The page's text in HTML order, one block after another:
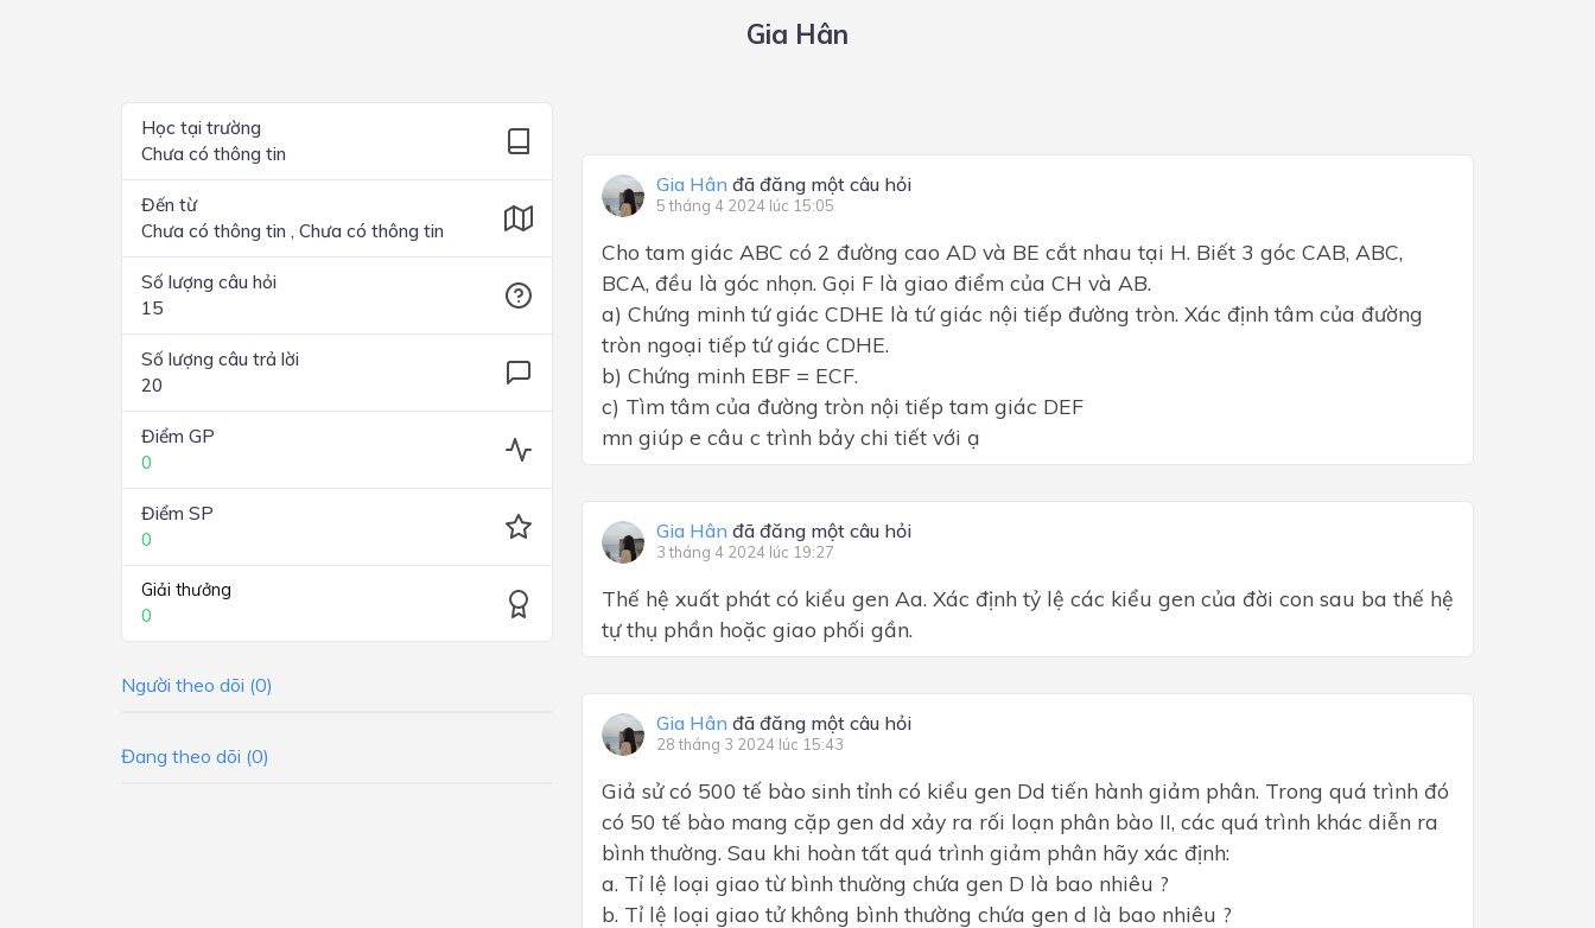
Lớp 2
Gia Hân
Học tại trường
Chưa có thông tin
Đến từ
Chưa có thông tin , Chưa có thông tin
Số lượng câu hỏi
15
Số lượng câu trả lời
20
Điểm GP
0
Điểm SP
0
Giải thưởng
0
Người theo dõi (0)
Đang theo dõi (0)
Gia Hân đã đăng một câu hỏi
5 tháng 4 2024 lúc 15:05
Cho tam giác ABC có 2 đường cao AD và BE cắt nhau tại H. Biết 3 góc CAB, ABC,
BCA, đều là góc nhọn. Gọi F là giao điểm của CH và AB.
a) Chứng minh tứ giác CDHE là tứ giác nội tiếp đường tròn. Xác định tâm của đường
tròn ngoại tiếp tứ giác CDHE.
b) Chứng minh EBF = ECF.
c) Tìm tâm của đường tròn nội tiếp tam giác DEF
mn giúp e câu c trình bảy chi tiết với ạ
Gia Hân đã đăng một câu hỏi
3 tháng 4 2024 lúc 19:27
Thế hệ xuất phát có kiểu gen Aa. Xác định tỷ lệ các kiểu gen của đời con sau ba thế hệ
tự thụ phần hoặc giao phối gần.
Gia Hân đã đăng một câu hỏi
28 tháng 3 2024 lúc 15:43
Giả sử có 500 tế bào sinh tỉnh có kiểu gen Dd tiến hành giảm phân. Trong quá trình đó
có 50 tế bào mang cặp gen dd xảy ra rối loạn phân bào II, các quá trình khác diễn ra
bình thường. Sau khi hoàn tất quá trình giảm phân hãy xác định:
a. Tỉ lệ loại giao từ bình thường chứa gen D là bao nhiêu ?
b. Tỉ lệ loại giao tử không bình thường chứa gen d là bao nhiêu ?